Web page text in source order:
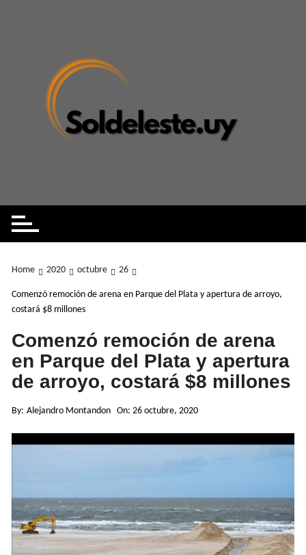
Home 2020 octubre 26
Comenzó remoción de arena en Parque del Plata y apertura de arroyo,
costará $8 millones
Comenzó remoción de arena
en Parque del Plata y apertura
de arroyo, costará $8 millones
By: Alejandro Montandon On:26 octubre, 2020